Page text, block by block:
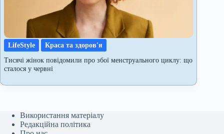
LifeStyle
Краса та здоров'я
Тисячі жінок повідомили про збої менструального циклу: що
сталося у червні
Використання матеріалу
Редакційна політика